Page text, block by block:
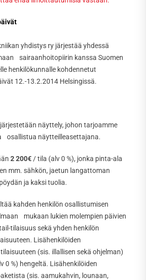
yhdistys ry järjestää yhdessä
sairaanhoitopiirin kanssa Suomen
henkilökunnalle kohdennetut
12.-13.2.2014 Helsingissä.
näyttely, johon tarjoamme
osallistua näytteilleasettajana.
2 200€ / tila (alv 0 %), jonka pinta-ala
mm. sähkön, jaetun langattoman
ja kaksi tuolia.
kahden henkilön osallistumisen
mukaan lukien molempien päivien
tilaisuus sekä yhden henkilön
Lisähenkilöiden
(sis. illallisen sekä ohjelman)
0 %) hengeltä. Lisähenkilöiden
(sis. aamukahvin, lounaan,